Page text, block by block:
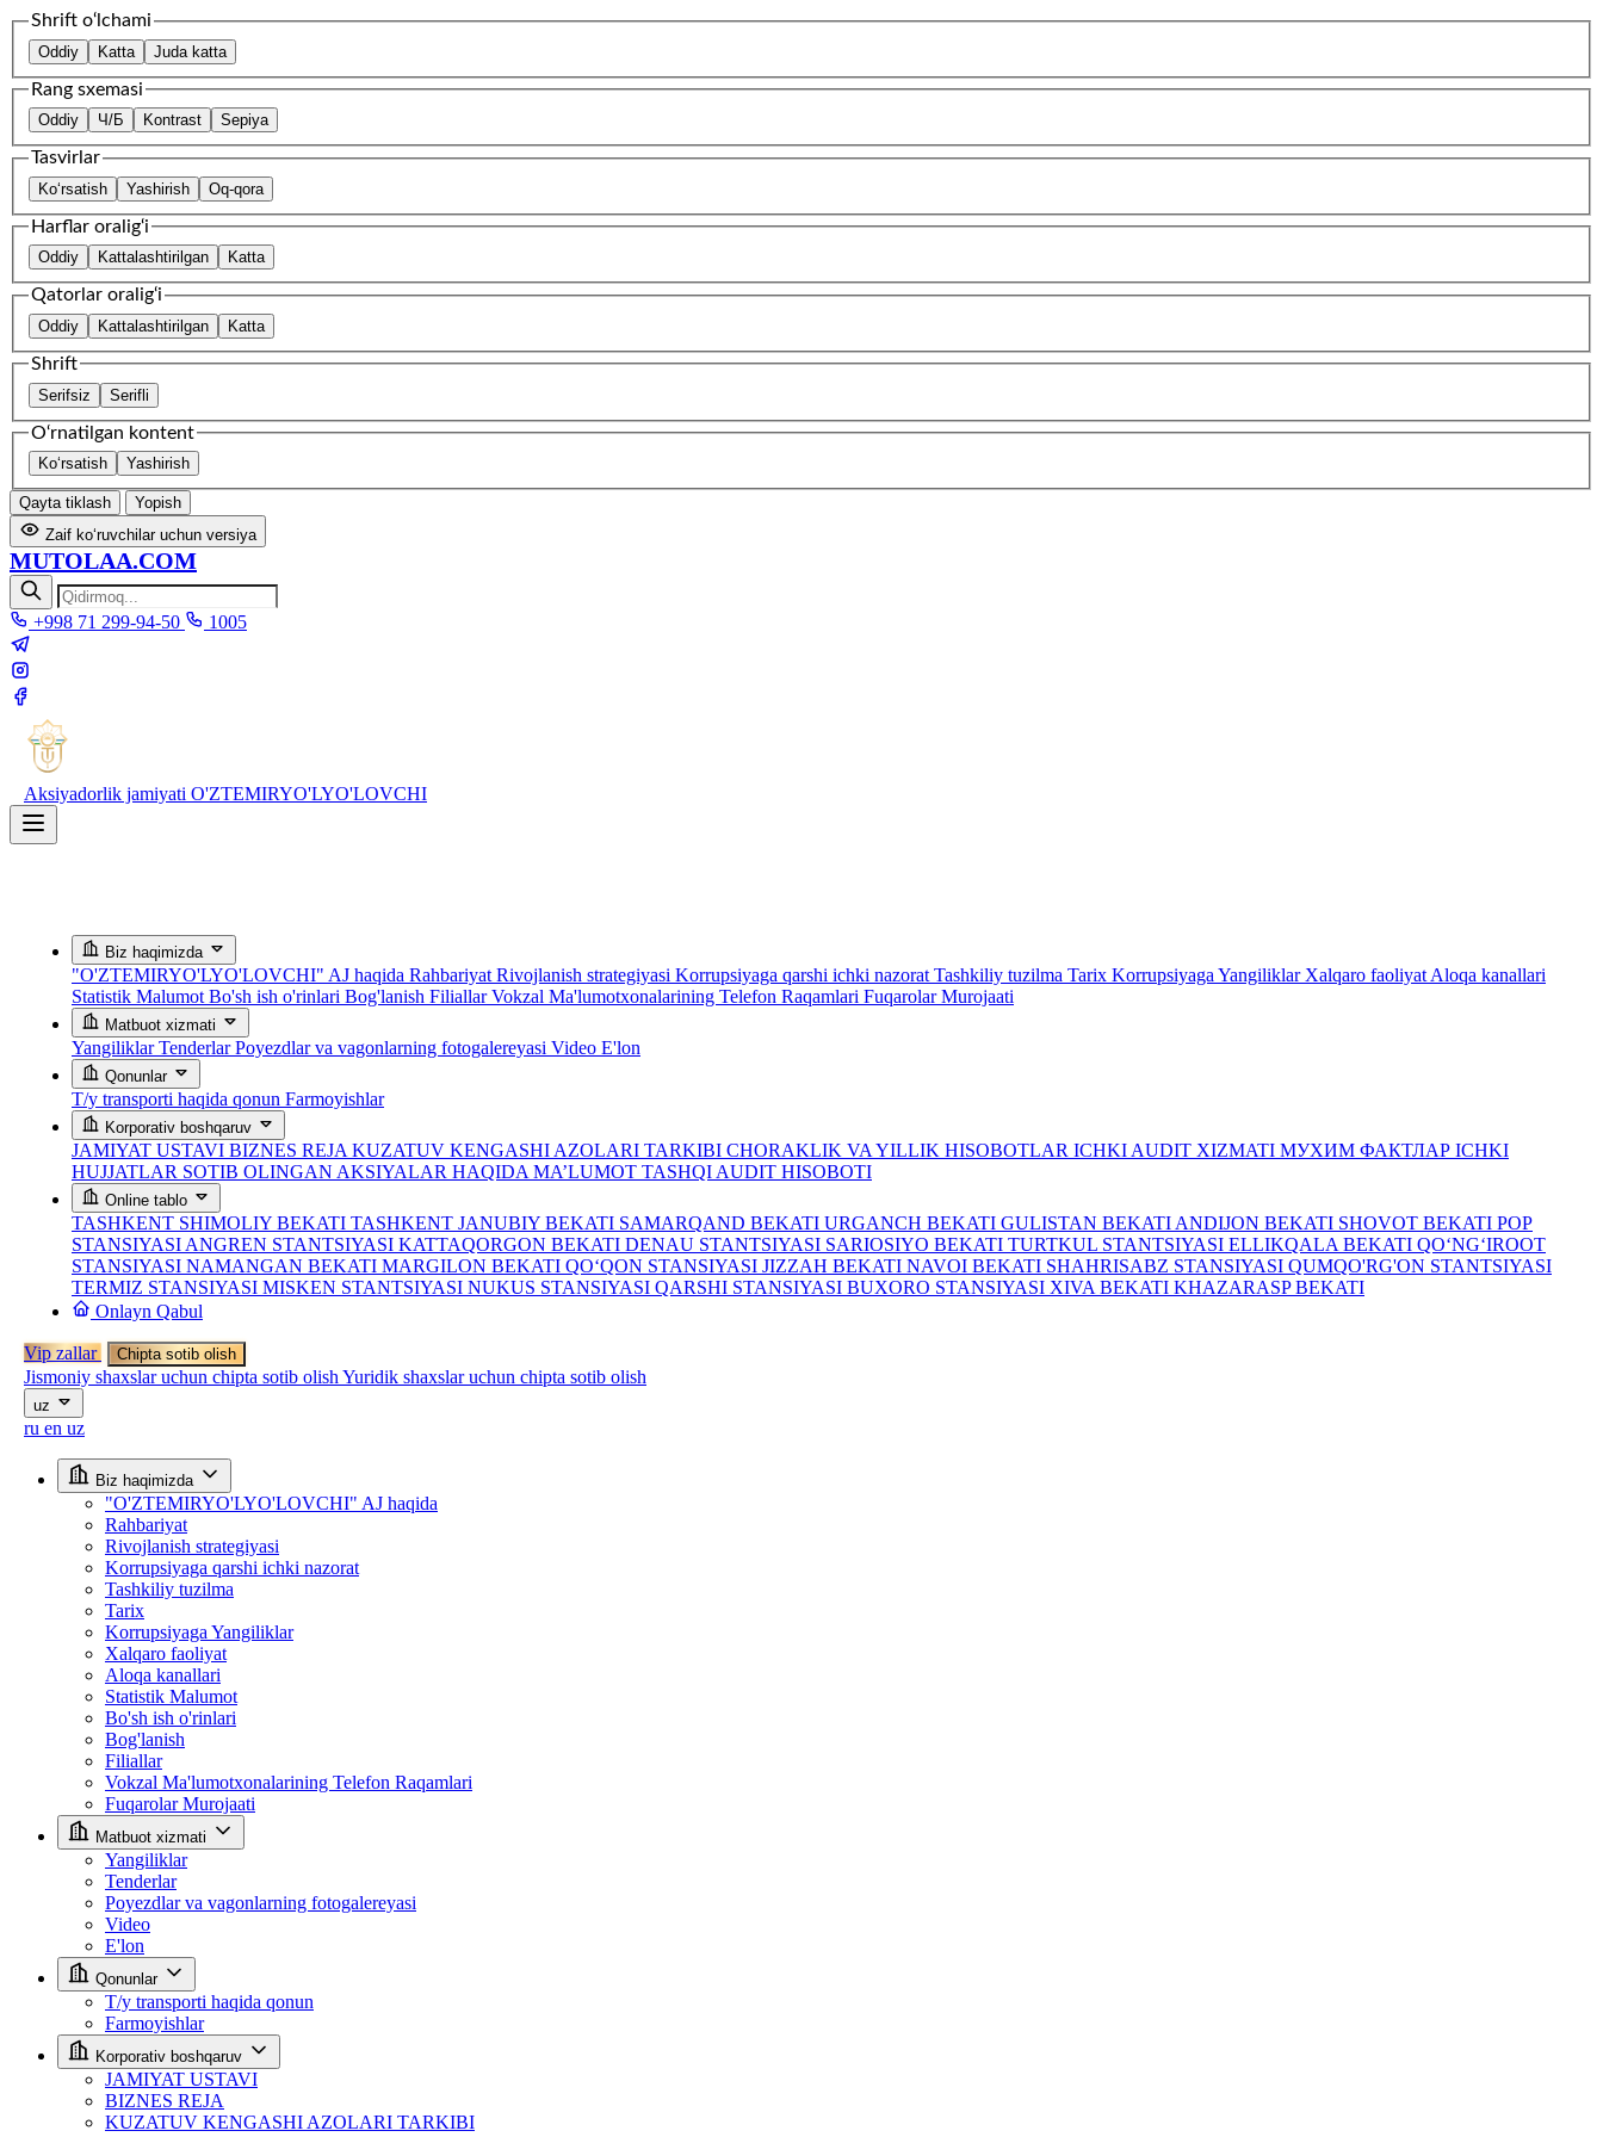
Shrift o‘lchami
Oddiy Katta Juda katta
Rang sxemasi
Oddiy Ч/Б Kontrast Sepiya
Tasvirlar
Ko‘rsatish Yashirish Oq-qora
Harflar oralig‘i
Oddiy Kattalashtirilgan Katta
Qatorlar oralig‘i
Oddiy Kattalashtirilgan Katta
Shrift
Serifsiz Serifli
O‘rnatilgan kontent
Ko‘rsatish Yashirish
Qayta tiklash
Yopish
Zaif ko‘ruvchilar uchun versiya
MUTOLAA.COM
+998 71 299-94-50 1005
Aksiyadorlik jamiyati O'ZTEMIRYO'LYO'LOVCHI
Biz haqimizda
"O'ZTEMIRYO'LYO'LOVCHI" AJ haqida Rahbariyat Rivojlanish strategiyasi Korrupsiyaga qarshi ichki nazorat Tashkiliy tuzilma Tarix Korrupsiyaga Yangiliklar Xalqaro faoliyat Aloqa kanallari
Statistik Malumot Bo'sh ish o'rinlari Bog'lanish FiliallarVokzal Ma'lumotxonalarining Telefon Raqamlari Fuqarolar Murojaati
Matbuot xizmati
YangiliklarTenderlarPoyezdlar va vagonlarning fotogalereyasi Video E'lon
Qonunlar
T/y transporti haqida qonun Farmoyishlar
Korporativ boshqaruv
JAMIYAT USTAVI BIZNES REJA KUZATUV KENGASHI AZOLARI TARKIBI CHORAKLIK VA YILLIK HISOBOTLAR ICHKI AUDIT XIZMATI МУХИМ ФАКТЛАР ICHKI
HUJJATLAR SOTIB OLINGAN AKSIYALAR HAQIDA MA’LUMOT TASHQI AUDIT HISOBOTI
Online tablo
TASHKENT SHIMOLIY BEKATI TASHKENT JANUBIY BEKATI SAMARQAND BEKATI URGANCH BEKATI GULISTAN BEKATI ANDIJON BEKATI SHOVOT BEKATI POP
STANSIYASI ANGREN STANTSIYASI KATTAQORGON BEKATI DENAU STANTSIYASI SARIOSIYO BEKATI TURTKUL STANTSIYASI ELLIKQALA BEKATI QO‘NG‘IROOT
STANSIYASI NAMANGAN BEKATI MARGILON BEKATI QO‘QON STANSIYASI JIZZAH BEKATI NAVOI BEKATI SHAHRISABZ STANSIYASI QUMQO'RG'ON STANTSIYASI
TERMIZ STANSIYASI MISKEN STANTSIYASI NUKUS STANSIYASI QARSHI STANSIYASI BUXORO STANSIYASI XIVA BEKATI KHAZARASP BEKATI
Onlayn Qabul
Vip zallar Chipta sotib olish
Jismoniy shaxslar uchun chipta sotib olish Yuridik shaxslar uchun chipta sotib olish
uz
ru en uz
Biz haqimizda
"O'ZTEMIRYO'LYO'LOVCHI" AJ haqida
Rahbariyat
Rivojlanish strategiyasi
Korrupsiyaga qarshi ichki nazorat
Tashkiliy tuzilma
Tarix
Korrupsiyaga Yangiliklar
Xalqaro faoliyat
Aloqa kanallari
Statistik Malumot
Bo'sh ish o'rinlari
Bog'lanish
Filiallar
Vokzal Ma'lumotxonalarining Telefon Raqamlari
Fuqarolar Murojaati
Matbuot xizmati
Yangiliklar
Tenderlar
Poyezdlar va vagonlarning fotogalereyasi
Video
E'lon
Qonunlar
T/y transporti haqida qonun
Farmoyishlar
Korporativ boshqaruv
JAMIYAT USTAVI
BIZNES REJA
KUZATUV KENGASHI AZOLARI TARKIBI